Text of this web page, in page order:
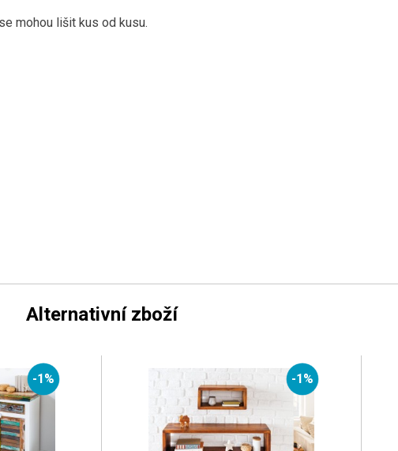
mohou lišit kus od kusu.
Alternativní zboží
-1% -1%